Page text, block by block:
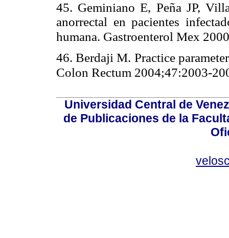
45. Geminiano E, Peña JP,
anorrectal en pacientes
humana. Gastroenterol Mex
46. Berdaji M. Practice
Colon Rectum 2004;47:2003-
Universidad Central de
de Publicaciones de la